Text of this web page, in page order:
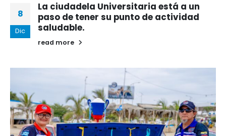
8
Dic
La ciudadela Universitaria está a un
paso de tener su punto de actividad
saludable.
read more